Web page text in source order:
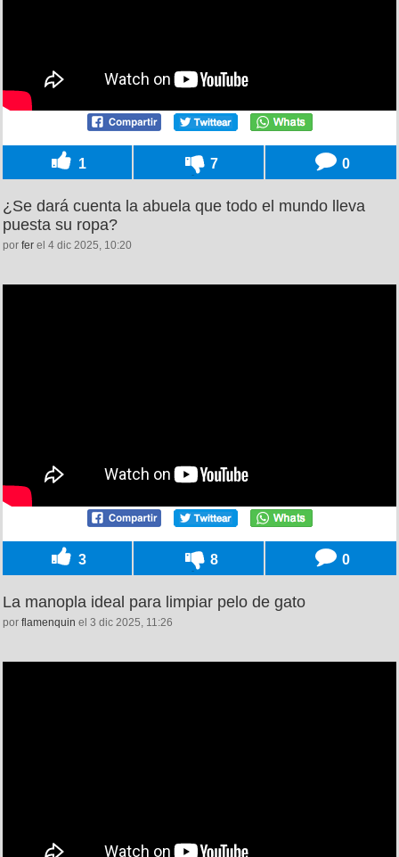
1 7 0
¿Se dará cuenta la abuela que todo el mundo lleva
puesta su ropa?
por fer el 4 dic 2025, 10:20
3 8 0
La manopla ideal para limpiar pelo de gato
por flamenquin el 3 dic 2025, 11:26